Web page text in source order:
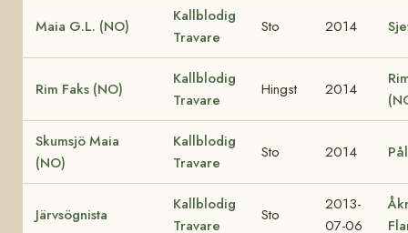
Maia G.L. (NO)
Kallblodig
Travare
Sto 2014
Rim Faks (NO)
Kallblodig
Travare
Hingst 2014
Skumsjö Maia
(NO)
Kallblodig
Travare
Sto 2014
Järvsögnista
Kallblodig
Travare
Sto
2013-
07-06